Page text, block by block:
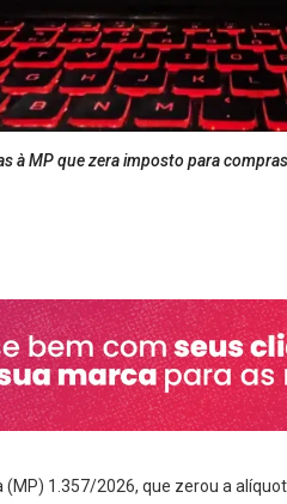
à MP que zera imposto para
(MP) 1.357/2026, que zerou a